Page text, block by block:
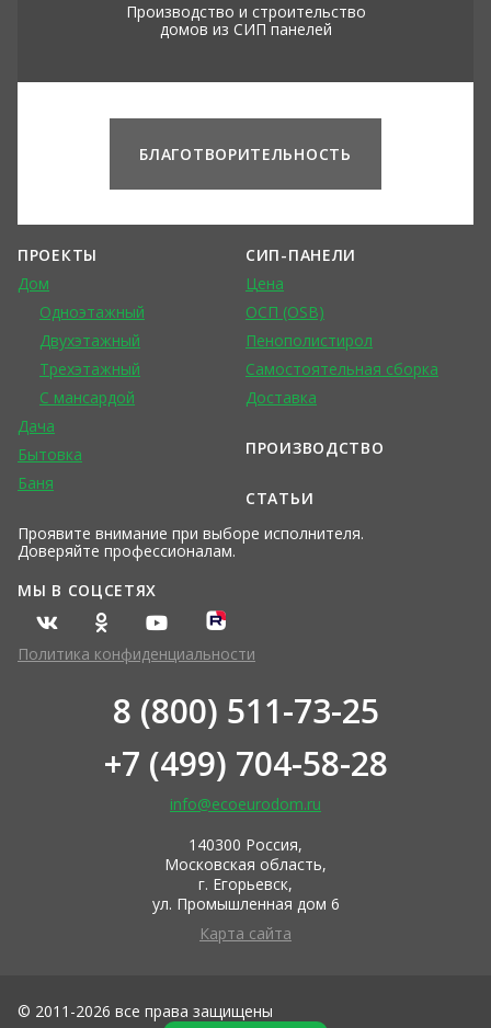
Производство и строительство
домов из СИП панелей
БЛАГОТВОРИТЕЛЬНОСТЬ
ПРОЕКТЫ
Дом
Одноэтажный
Двухэтажный
Трехэтажный
С мансардой
Дача
Бытовка
Баня
Проявите внимание при выборе исполнителя.
Доверяйте профессионалам.
СИП-ПАНЕЛИ
Цена
ОСП (OSB)
Пенополистирол
Самостоятельная сборка
Доставка
ПРОИЗВОДСТВО
СТАТЬИ
МЫ В СОЦСЕТЯХ
Политика конфиденциальности
8 (800) 511-73-25
+7 (499) 704-58-28
info@ecoeurodom.ru
140300 Россия,
Московская область,
г. Егорьевск,
ул. Промышленная дом 6
Карта сайта
© 2011-2026 все права защищены